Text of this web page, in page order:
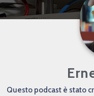
Questo podcast è stato